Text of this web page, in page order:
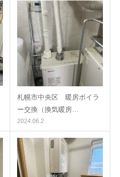
札幌市中央区 暖房ボイラ
ー交換（換気暖房…
2024.06.2